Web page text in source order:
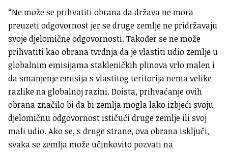
“Ne može se prihvatiti obrana da država ne mora
preuzeti odgovornost jer se druge zemlje ne pridržavaju
svoje djelomične odgovornosti. Također se ne može
prihvatiti kao obrana tvrdnja da je vlastiti udio zemlje u
globalnim emisijama stakleničkih plinova vrlo malen i
da smanjenje emisija s vlastitog teritorija nema velike
razlike na globalnoj razini. Doista, prihvaćanje ovih
obrana značilo bi da bi zemlja mogla lako izbjeći svoju
djelomičnu odgovornost ističući druge zemlje ili svoj
mali udio. Ako se, s druge strane, ova obrana isključi,
svaka se zemlja može učinkovito pozvati na